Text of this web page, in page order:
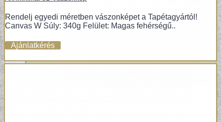
Rendelj egyedi méretben vászonképet a Tapétagyártól!
Canvas W Súly: 340g Felület: Magas fehérségű..
Ajánlatkérés